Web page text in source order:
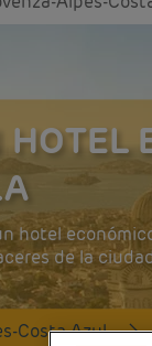
HOTEL
hotel
de la
Costa Azul